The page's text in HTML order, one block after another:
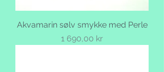
Akvamarin sølv smykke med Perle
Pris
1 690,00 kr